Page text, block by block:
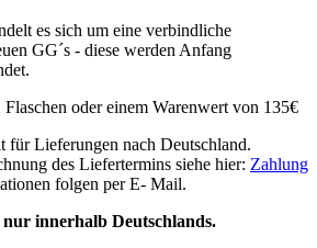
es sich um eine verbindliche
GG´s - diese werden Anfang
oder einem Warenwert von 135€
für Lieferungen nach Deutschland.
des Liefertermins siehe hier: Zahlung
folgen per E- Mail.
innerhalb Deutschlands.